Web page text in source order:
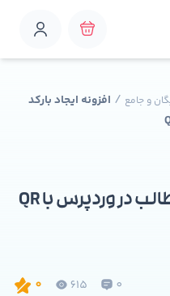
و جامع / افزونه ایجاد بارکد
0
615
0
افزونه ایجاد بارکد برای مطالب در وردپرس با QR